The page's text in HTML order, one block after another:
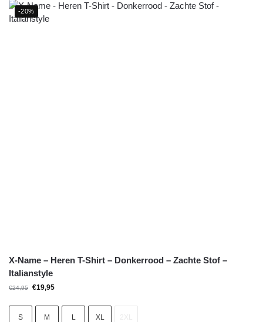
-20%
X-Name – Heren T-Shirt – Donkerrood – Zachte Stof –
Italianstyle
€24,95 €19,95
S M L XL